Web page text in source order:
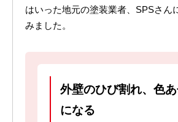
はいった地元の塗装業者、SPSさん
みました。
外壁のひび割れ、色
になる